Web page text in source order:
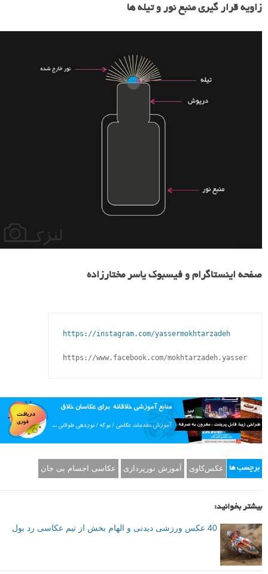
زاویه قرار گیری منبع نور و تیله ها
صفحه اینستاگرام و فیسبوک یاسر مختارزاده
https://instagram.com/yassermokhtarzadeh
برچسب ها عکس‌کاوی آموزش نورپردازی عکاسی اجسام بی جان
بیشتر بخوانید:
40 عکس ورزشی دیدنی و الهام بخش از تیم عکاسی رد بول